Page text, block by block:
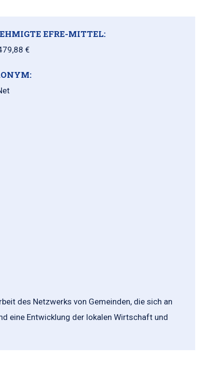
EFRE-MITTEL:
€
des Netzwerks von Gemeinden, die sich an
eine Entwicklung der lokalen Wirtschaft und